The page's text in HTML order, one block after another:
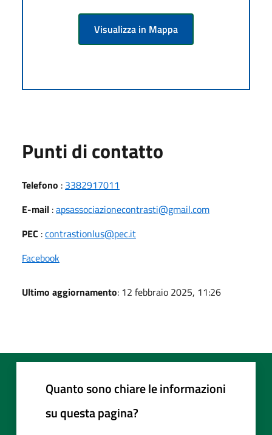
Visualizza in Mappa
Punti di contatto
Telefono : 3382917011
E-mail :apsassociazionecontrasti@gmail.com
PEC :contrastionlus@pec.it
Facebook
Ultimo aggiornamento: 12 febbraio 2025, 11:26
Quanto sono chiare le informazioni
su questa pagina?